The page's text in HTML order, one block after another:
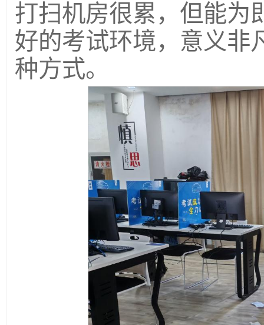
打扫机房很累，但能为
好的考试环境，意义非
种方式。